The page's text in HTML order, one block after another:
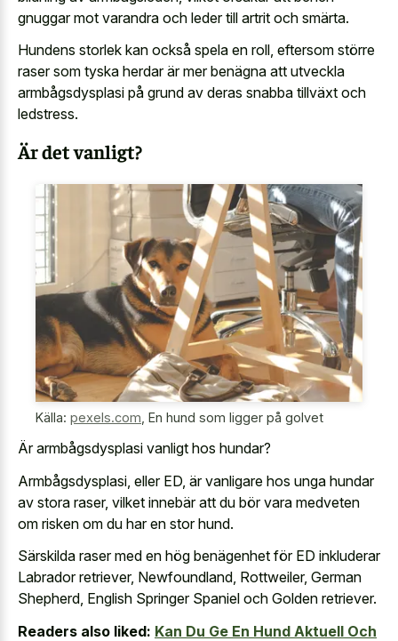
gnuggar mot varandra och leder till artrit och smärta.
Hundens storlek kan också spela en roll, eftersom större
raser som tyska herdar är mer benägna att utveckla
armbågsdysplasi på grund av deras snabba tillväxt och
ledstress.
Är det vanligt?
Källa: pexels.com En hund som ligger på golvet
Är armbågsdysplasi vanligt hos hundar?
Armbågsdysplasi, eller ED, är vanligare hos unga hundar
av stora raser, vilket innebär att du bör vara medveten
om risken om du har en stor hund.
Särskilda raser med en hög benägenhet för ED inkluderar
Labrador retriever, Newfoundland, Rottweiler, German
Shepherd, English Springer Spaniel och Golden retriever.
Readers also liked: Kan Du Ge En Hund Aktuell Och